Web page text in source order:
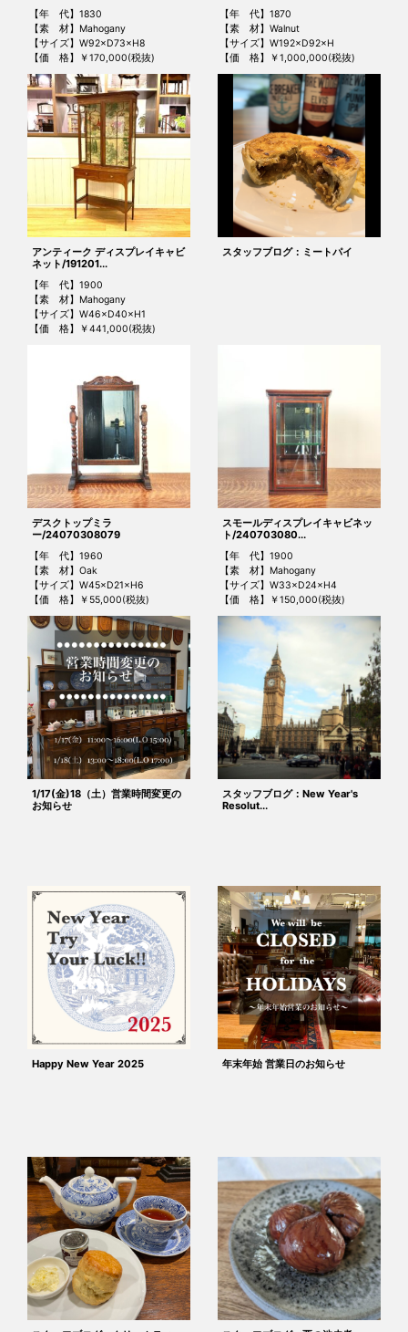
【年 代】1830
【素 材】Mahogany
【サイズ】W92×D73×H8
【価 格】￥170,000(税抜)
【年 代】1870
【素 材】Walnut
【サイズ】W192×D92×H
【価 格】￥1,000,000(税抜)
アンティーク ディスプレイキャビ
ネット/191201...
【年 代】1900
【素 材】Mahogany
【サイズ】W46×D40×H1
【価 格】￥441,000(税抜)
スタッフブログ：ミートパイ
デスクトップミラ
ー/24070308079
【年 代】1960
【素 材】Oak
【サイズ】W45×D21×H6
【価 格】￥55,000(税抜)
スモールディスプレイキャビネッ
ト/240703080...
【年 代】1900
【素 材】Mahogany
【サイズ】W33×D24×H4
【価 格】￥150,000(税抜)
1/17(金)18（土）営業時間変更の
お知らせ
スタッフブログ：New Year's
Resolut...
Happy New Year 2025 年末年始 営業日のお知らせ